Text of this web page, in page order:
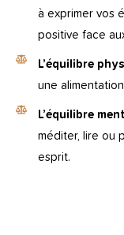
à exprimer vos
positive face
L’équilibre
une
L’équilibre
méditer, lire ou
esprit.